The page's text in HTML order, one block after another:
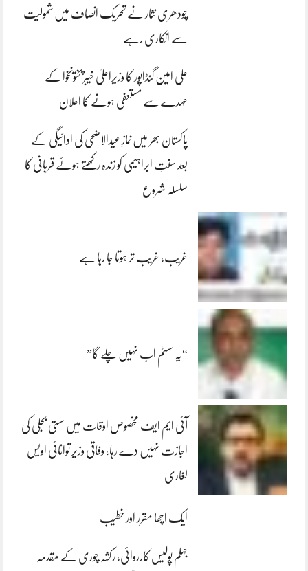
چودھری نثار نے تحریک انصاف میں شمولیت
سے انکاری رہے
علی امین گنڈاپور کا وزیراعلیٰ خیبرپختونخوا کے
عہدے سے مستعفی ہونے کا اعلان
پاکستان بھر میں نمازِ عیدالاضحی کی ادائیگی کے
بعد سنتِ ابراہیمی کو زندہ رکھتے ہوئے قربانی کا
سلسلہ شروع
غریب، غریب تر ہوتا جا رہا ہے
“یہ سسٹم اب نہیں چلے گا”
آئی ایم ایف مخصوص اوقات میں سستی بجلی کی
اجازت نہیں دے رہا، وفاقی وزیر توانائی اویس
لغاری
ایک اچھا مقرر اور خطیب
جہلم پولیس کارروائی، رکشہ چوری کے مقدمہ